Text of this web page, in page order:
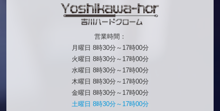
営業時間：
月曜日 8時30分～17時00分
火曜日 8時30分～17時00分
水曜日 8時30分～17時00分
木曜日 8時30分～17時00分
金曜日 8時30分～17時00分
土曜日 8時30分～17時00分